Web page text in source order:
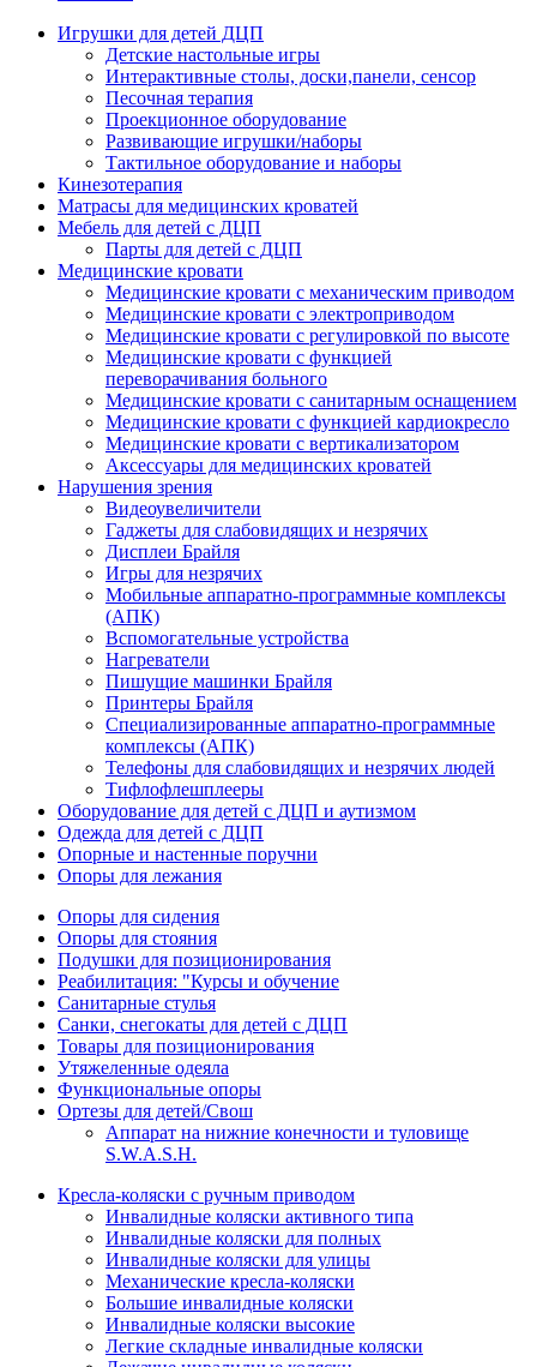
Игрушки для детей ДЦП
Детские настольные игры
Интерактивные столы, доски,панели, сенсор
Песочная терапия
Проекционное оборудование
Развивающие игрушки/наборы
Тактильное оборудование и наборы
Кинезотерапия
Матрасы для медицинских кроватей
Мебель для детей с ДЦП
Парты для детей с ДЦП
Медицинские кровати
Медицинские кровати с механическим приводом
Медицинские кровати с электроприводом
Медицинские кровати с регулировкой по высоте
Медицинские кровати с функцией
переворачивания больного
Медицинские кровати с санитарным оснащением
Медицинские кровати с функцией кардиокресло
Медицинские кровати с вертикализатором
Аксессуары для медицинских кроватей
Нарушения зрения
Видеоувеличители
Гаджеты для слабовидящих и незрячих
Дисплеи Брайля
Игры для незрячих
Мобильные аппаратно-программные комплексы
(АПК)
Вспомогательные устройства
Нагреватели
Пишущие машинки Брайля
Принтеры Брайля
Специализированные аппаратно-программные
комплексы (АПК)
Телефоны для слабовидящих и незрячих людей
Тифлофлешплееры
Оборудование для детей с ДЦП и аутизмом
Одежда для детей с ДЦП
Опорные и настенные поручни
Опоры для лежания
Опоры для сидения
Опоры для стояния
Подушки для позиционирования
Реабилитация: "Курсы и обучение
Санитарные стулья
Санки, снегокаты для детей с ДЦП
Товары для позиционирования
Утяжеленные одеяла
Функциональные опоры
Ортезы для детей/Свош
Аппарат на нижние конечности и туловище
S.W.A.S.H.
Кресла-коляски с ручным приводом
Инвалидные коляски активного типа
Инвалидные коляски для полных
Инвалидные коляски для улицы
Механические кресла-коляски
Большие инвалидные коляски
Инвалидные коляски высокие
Легкие складные инвалидные коляски